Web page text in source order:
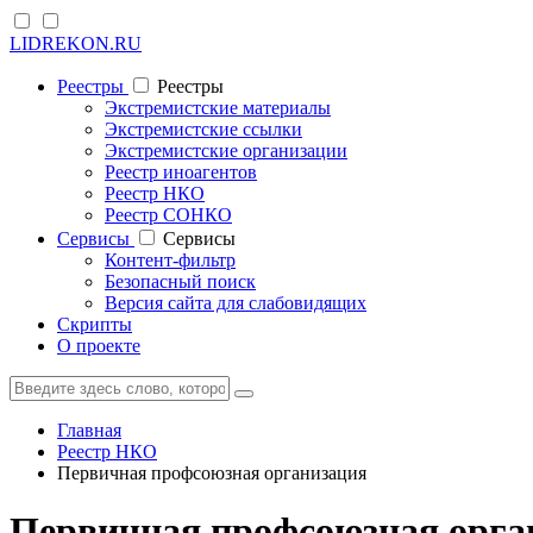
LIDREKON.RU
Реестры
Реестры
Экстремистские материалы
Экстремистские ссылки
Экстремистские организации
Реестр иноагентов
Реестр НКО
Реестр СОНКО
Cервисы
Cервисы
Контент-фильтр
Безопасный поиск
Версия сайта для слабовидящих
Скрипты
О проекте
Главная
Реестр НКО
Первичная профсоюзная организация